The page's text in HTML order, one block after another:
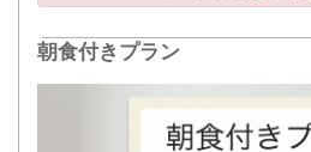
朝食付きプラン